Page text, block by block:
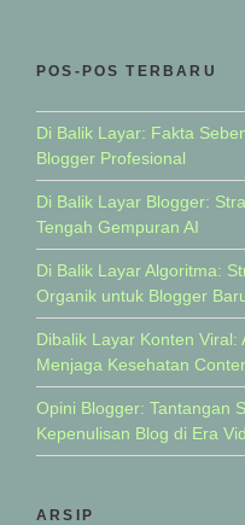
POS-POS TERBARU
Di Balik Layar: Fakta
Blogger Profesional
Di Balik Layar Blogger:
Tengah Gempuran AI
Di Balik Layar Algoritma:
Organik untuk Blogger
Dibalik Layar Konten
Menjaga Kesehatan
Opini Blogger: Tantangan
Kepenulisan Blog di Era
ARSIP